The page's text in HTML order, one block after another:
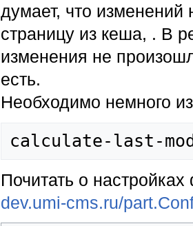
думает, что изменений
страницу из кеша, . В
изменения не
есть.
Необходимо немного
Почитать о
dev.umi-cms.ru/